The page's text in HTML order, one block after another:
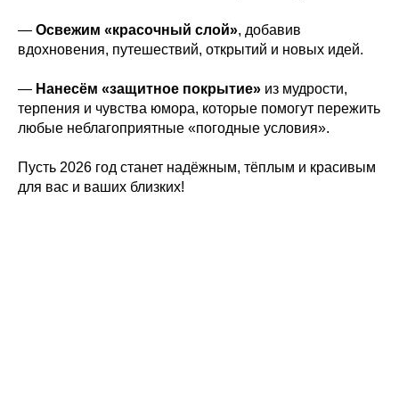
— Освежим «красочный слой», добавив
вдохновения, путешествий, открытий и новых идей.
— Нанесём «защитное покрытие» из мудрости,
терпения и чувства юмора, которые помогут пережить
любые неблагоприятные «погодные условия».
Пусть 2026 год станет надёжным, тёплым и красивым
для вас и ваших близких!